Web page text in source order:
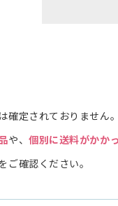
確定されておりません
や、個別に送料がかか
ご確認ください。